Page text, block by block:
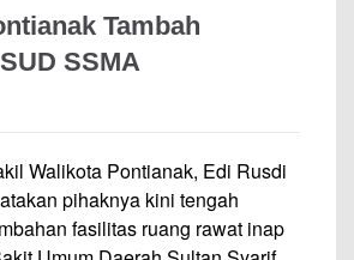
Tambah
SSMA
Walikota Pontianak, Edi Rusdi
pihaknya kini tengah
fasilitas ruang rawat inap